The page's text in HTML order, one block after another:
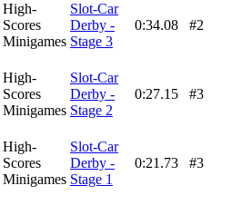
High-
Scores
Minigames
Slot-Car
Derby -
Stage 3
0:34.08 #2
High-
Scores
Minigames
Slot-Car
Derby -
Stage 2
0:27.15 #3
High-
Scores
Minigames
Slot-Car
Derby -
Stage 1
0:21.73 #3